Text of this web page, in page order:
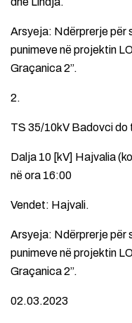
Arsyeja: Ndërprerje për
punimeve në projektin
Graçanica 2”.
2.
TS 35/10kV Badovci do
Dalja 10 [kV] Hajvalia
në ora 16:00
Vendet: Hajvali.
Arsyeja: Ndërprerje për
punimeve në projektin
Graçanica 2”.
02.03.2023